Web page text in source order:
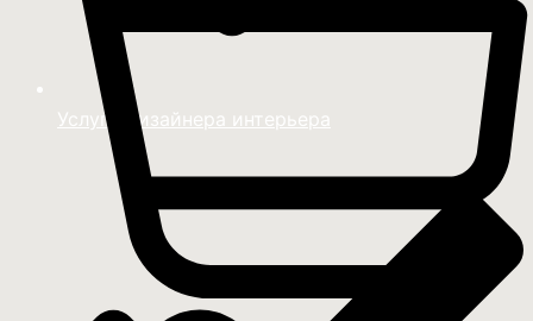
Услуги дизайнера интерьера